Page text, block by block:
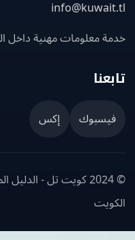
معلومات مهنية داخل
إكس
© 2024 كويت تل - الدليل